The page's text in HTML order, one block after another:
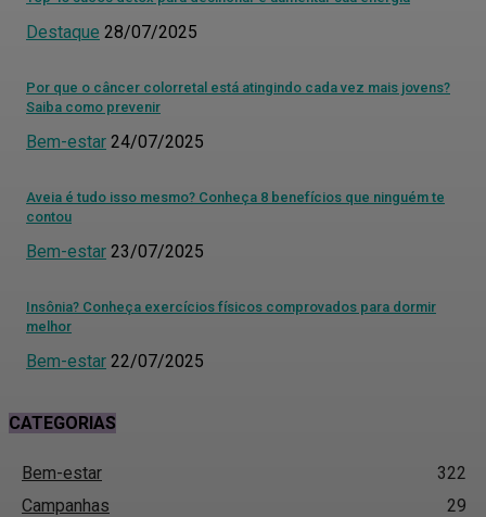
Destaque 28/07/2025
Por que o câncer colorretal está atingindo cada vez mais jovens?
Saiba como prevenir
Bem-estar 24/07/2025
Aveia é tudo isso mesmo? Conheça 8 benefícios que ninguém te
contou
Bem-estar 23/07/2025
Insônia? Conheça exercícios físicos comprovados para dormir
melhor
Bem-estar 22/07/2025
CATEGORIAS
Bem-estar
322
Campanhas
29